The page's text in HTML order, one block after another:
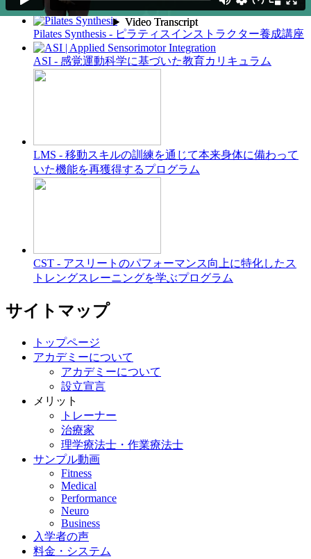
Yoga Elixir - ヨガインストラクター養成講座
Pilates Synthesis - ピラティスインストラクター養成講座
ASI - 感覚運動科学に基づいた教育カリキュラム
LMS - 移動スキルの訓練を通じて本来身体に備わって
いた機能を再獲得するプログラム
CST - アスリートのパフォーマンス向上に特化したス
トレングスレーニングを学ぶプログラム
サイトマップ
トップページ
アカデミーについて
アカデミーについて
設立宣言
メリット
トレーナー
治療家
理学療法士・作業療法士
サンプル動画
Fitness
Medical
Performance
Neuro
Business
入学者の声
料金・システム